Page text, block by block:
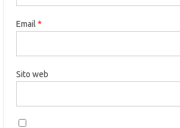
Email *
Sito web